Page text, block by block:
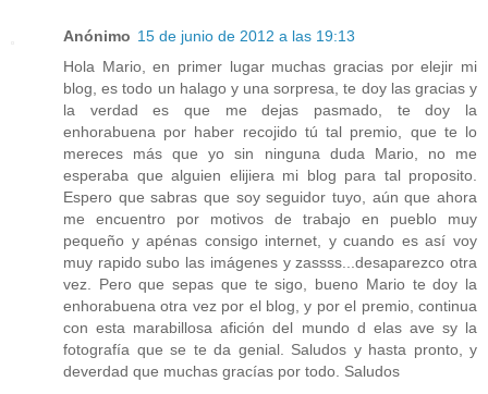
Anónimo 15 de junio de 2012 a las 19:13
Hola Mario, en primer lugar muchas gracias por elejir mi
blog, es todo un halago y una sorpresa, te doy las gracias y
la verdad es que me dejas pasmado, te doy la
enhorabuena por haber recojido tú tal premio, que te lo
mereces más que yo sin ninguna duda Mario, no me
esperaba que alguien elijiera mi blog para tal proposito.
Espero que sabras que soy seguidor tuyo, aún que ahora
me encuentro por motivos de trabajo en pueblo muy
pequeño y apénas consigo internet, y cuando es así voy
muy rapido subo las imágenes y zassss...desaparezco otra
vez. Pero que sepas que te sigo, bueno Mario te doy la
enhorabuena otra vez por el blog, y por el premio, continua
con esta marabillosa afición del mundo d elas ave sy la
fotografía que se te da genial. Saludos y hasta pronto, y
deverdad que muchas gracías por todo. Saludos